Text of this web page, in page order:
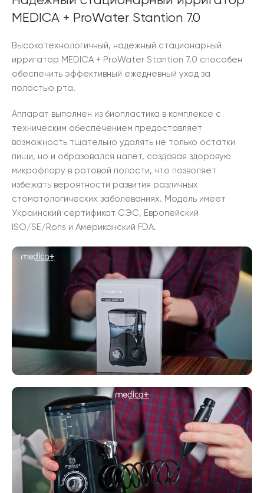
MEDICA + ProWater Stantion 7.0
Высокотехнологичный, надежный стационарный
ирригатор MEDICA + ProWater Stantion 7.0 способен
обеспечить эффективный ежедневный уход за
полостью рта.
Аппарат выполнен из биопластика в комплексе с
техническим обеспечением предоставляет
возможность тщательно удалять не только остатки
пищи, но и образовался налет, создавая здоровую
микрофлору в ротовой полости, что позволяет
избежать вероятности развития различных
стоматологических заболеваниях. Модель имеет
Украинский сертификат СЭС, Европейский
ISO/SE/Rohs и Американский FDA.